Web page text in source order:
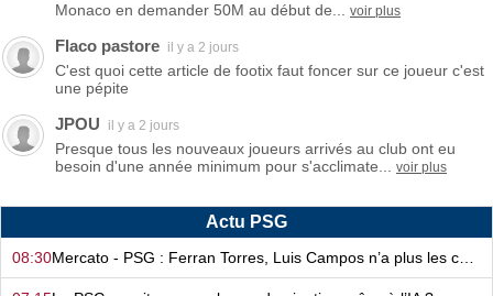
Monaco en demander 50M au début de...
voir plus
Flaco pastore il y a 2 jours
C'est quoi cette article de footix faut foncer sur ce joueur c'est
une pépite
JPOU il y a 2 jours
Presque tous les nouveaux joueurs arrivés au club ont eu
besoin d'une année minimum pour s'acclimate...
voir plus
Actu PSG
08:30